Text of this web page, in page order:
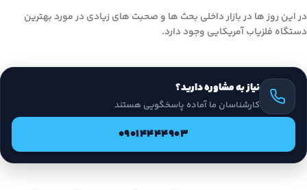
در این روز ها در بازار داخلی بحث ها و صحبت های زیادی در مورد بهترین
دستگاه فلزیاب آمریکایی وجود دارد.
نیاز به مشاوره دارید؟
کارشناسان ما آماده پاسخگویی هستند
09014444903